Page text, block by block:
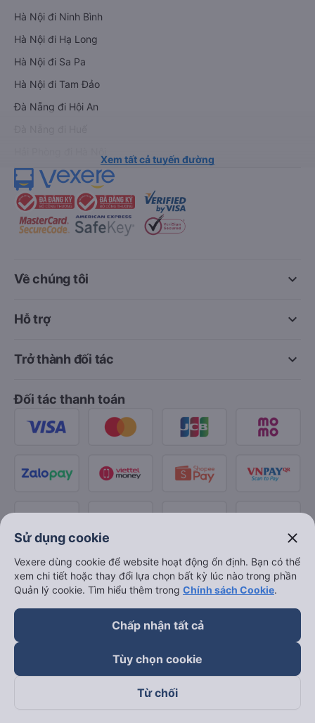
Hà Nội đi Ninh Bình
Hà Nội đi Hạ Long
Hà Nội đi Sa Pa
Hà Nội đi Tam Đảo
Đà Nẵng đi Hội An
Xem tất cả tuyến đường
keyboard_arrow_down
Về chúng tôi
keyboard_arrow_down
Hỗ trợ
keyboard_arrow_down
Trở thành đối tác
Đối tác thanh toán
Sử dụng cookie close
Vexere dùng cookie để website hoạt động ổn định. Bạn có thể
xem chi tiết hoặc thay đổi lựa chọn bất kỳ lúc nào trong phần
Quản lý cookie. Tìm hiểu thêm trong Chính sách Cookie.
Chấp nhận tất cả
Tùy chọn cookie
Từ chối